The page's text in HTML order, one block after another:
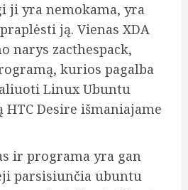
ji yra nemokama, yra
ją. Vienas XDA
narys zacthespack,
kurios pagalba
Linux Ubuntu
HTC Desire išmaniajame
ir programa yra gan
parsisiunčia ubuntu